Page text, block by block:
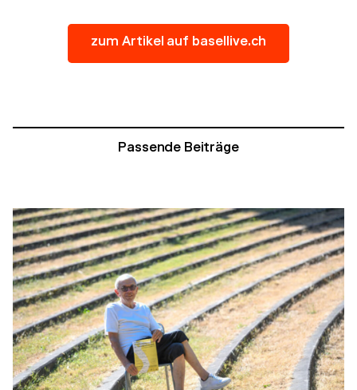
zum Artikel auf basellive.ch
Passende Beiträge